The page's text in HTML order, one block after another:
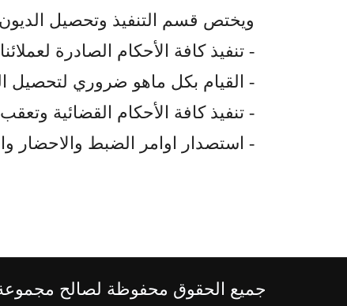
ويختص قسم التنفيذ وتحصيل الديون
- تنفيذ كافة الأحكام الصادرة
- القيام بكل ماهو ضروري لتحصيل
- تنفيذ كافة الأحكام القضائية
- استصدار اوامر الضبط والاحضار
جميع الحقوق محفوظة لصالح مجموعة